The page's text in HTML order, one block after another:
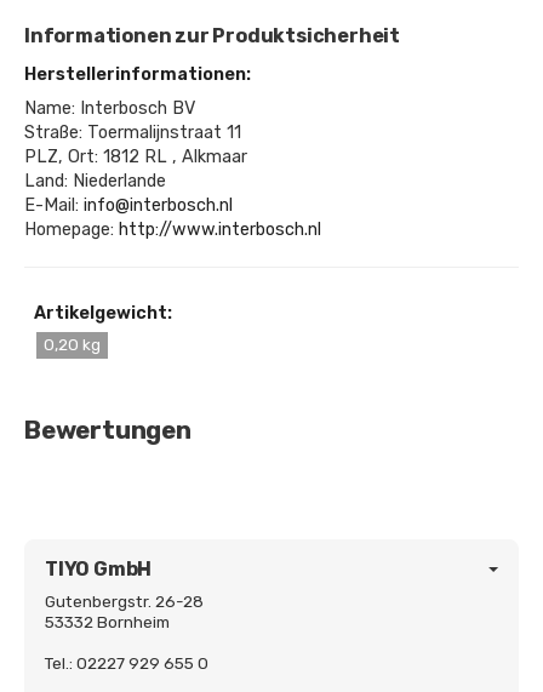
Informationen zur Produktsicherheit
Herstellerinformationen:
Name: Interbosch BV
Straße: Toermalijnstraat 11
PLZ, Ort: 1812 RL , Alkmaar
Land: Niederlande
E-Mail: info@interbosch.nl
Homepage: http://www.interbosch.nl
Artikelgewicht:
0,20 kg
Bewertungen
TIYO GmbH
Gutenbergstr. 26-28
53332 Bornheim
Tel.: 02227 929 655 0